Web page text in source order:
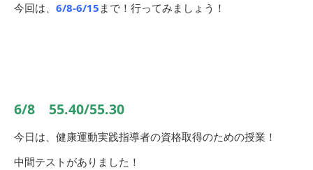
今回は、 6/8-6/15 まで！行ってみましょう！
6/8 55.40/55.30
今日は、健康運動実践指導者の資格取得のための授業！
中間テストがありました！